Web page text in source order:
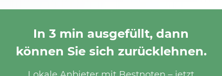
In 3 min ausgefüllt, dann
können Sie sich zurücklehnen.